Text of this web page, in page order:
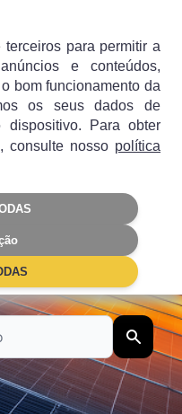
para permitir a
e conteúdos,
bom funcionamento da
os seus dados de
dispositivo. Para obter
consulte nosso política